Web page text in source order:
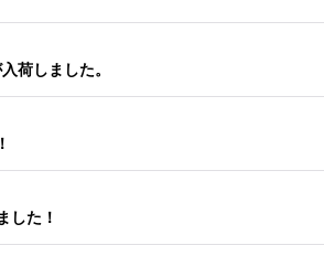
荷しました。
した！